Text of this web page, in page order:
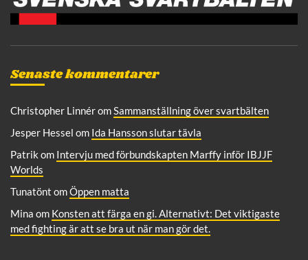
Senaste kommentarer
Christopher LinnéromSammanställning över svartbälten
Jesper Hessel om Ida Hansson slutar tävla
Patrik om Intervju med förbundskapten Marffy inför IBJJF
Worlds
Tunatönt omÖppen matta
Mina om Konsten att färga en gi. Alternativt: Det viktigaste
med fighting är att se bra ut när man gör det.